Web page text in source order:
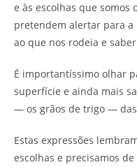
e às escolhas que somos
pretendem alertar para a
ao que nos rodeia e
É importantíssimo olhar
superfície e ainda mais
— os grãos de trigo —
Estas expressões
escolhas e precisamos